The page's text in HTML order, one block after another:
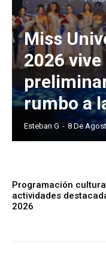
Miss
2026 vive
rumbo a
Esteban G - 8 De
Programación
actividades
2026